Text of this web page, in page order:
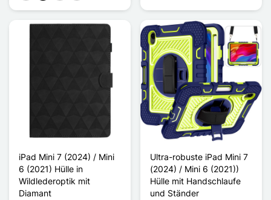
iPad Mini 7 (2024) / Mini
6 (2021) Hülle in
Wildlederoptik mit
Diamant
Ultra-robuste iPad Mini 7
(2024) / Mini 6 (2021))
Hülle mit Handschlaufe
und Ständer